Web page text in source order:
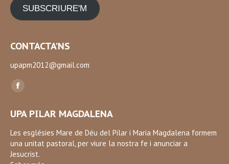
SUBSCRIURE'M
CONTACTA’NS
upapm2012@gmail.com
Find us on:
Facebook
opens
in
new
window
UPA PILAR MAGDALENA
Les esglésies Mare de Déu del Pilar i Maria Magdalena formem
una unitat pastoral, per viure la nostra fe i anunciar a
Jesucrist.